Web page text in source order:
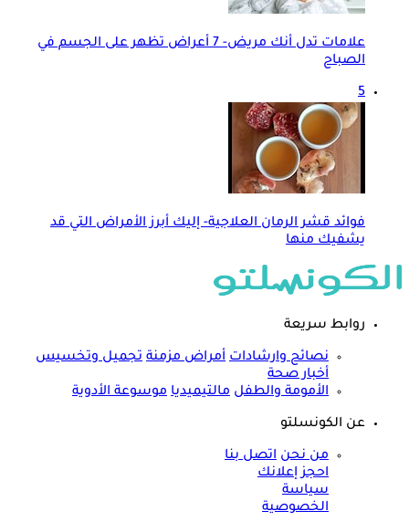
علامات تدل أنك مريض- 7 أعراض تظهر على الجسم في
الصباح
5
فوائد قشر الرمان العلاجية- إليك أبرز الأمراض التي قد
يشفيك منها
روابط سريعة
نصائح وارشادات أمراض مزمنة تجميل وتخسيس
أخبار صحة
الأمومة والطفل مالتيميديا موسوعة الأدوية
عن الكونسلتو
من نحن اتصل بنا
احجز إعلانك
سياسة
الخصوصية